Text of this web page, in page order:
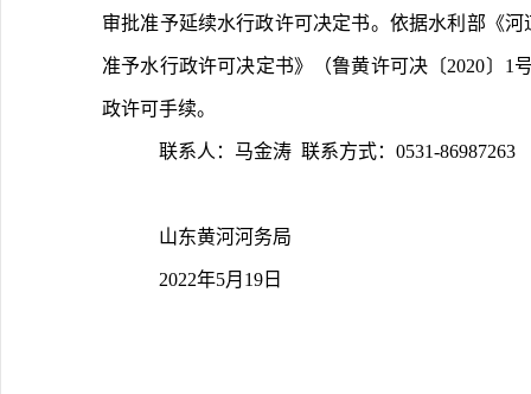
审批准予延续水行政许可决定书。依据水利部《
准予水行政许可决定书》（鲁黄许可决〔2020〕1
政许可手续。
	联系人：马金涛  联系方式：0531-86987263
	山东黄河河务局
	2022年5月19日